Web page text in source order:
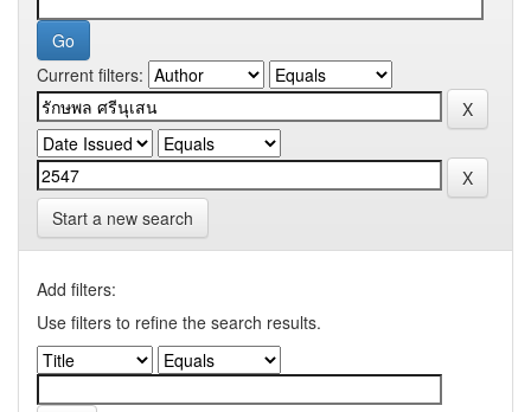
Current filters:
Start a new search
Add filters:
Use filters to refine the search results.